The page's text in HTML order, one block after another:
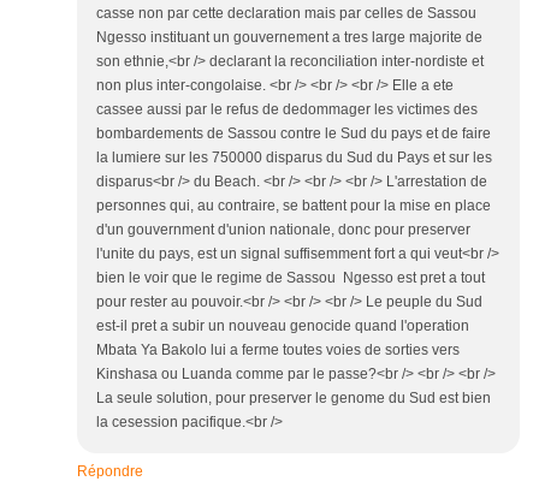
casse non par cette declaration mais par celles de Sassou
Ngesso instituant un gouvernement a tres large majorite de
son ethnie,<br /> declarant la reconciliation inter-nordiste et
non plus inter-congolaise. <br /> <br /> <br /> Elle a ete
cassee aussi par le refus de dedommager les victimes des
bombardements de Sassou contre le Sud du pays et de faire
la lumiere sur les 750000 disparus du Sud du Pays et sur les
disparus<br /> du Beach. <br /> <br /> <br /> L'arrestation de
personnes qui, au contraire, se battent pour la mise en place
d'un gouvernment d'union nationale, donc pour preserver
l'unite du pays, est un signal suffisemment fort a qui veut<br />
bien le voir que le regime de Sassou Ngesso est pret a tout
pour rester au pouvoir.<br /> <br /> <br /> Le peuple du Sud
est-il pret a subir un nouveau genocide quand l'operation
Mbata Ya Bakolo lui a ferme toutes voies de sorties vers
Kinshasa ou Luanda comme par le passe?<br /> <br /> <br />
La seule solution, pour preserver le genome du Sud est bien
la cesession pacifique.<br />
Répondre